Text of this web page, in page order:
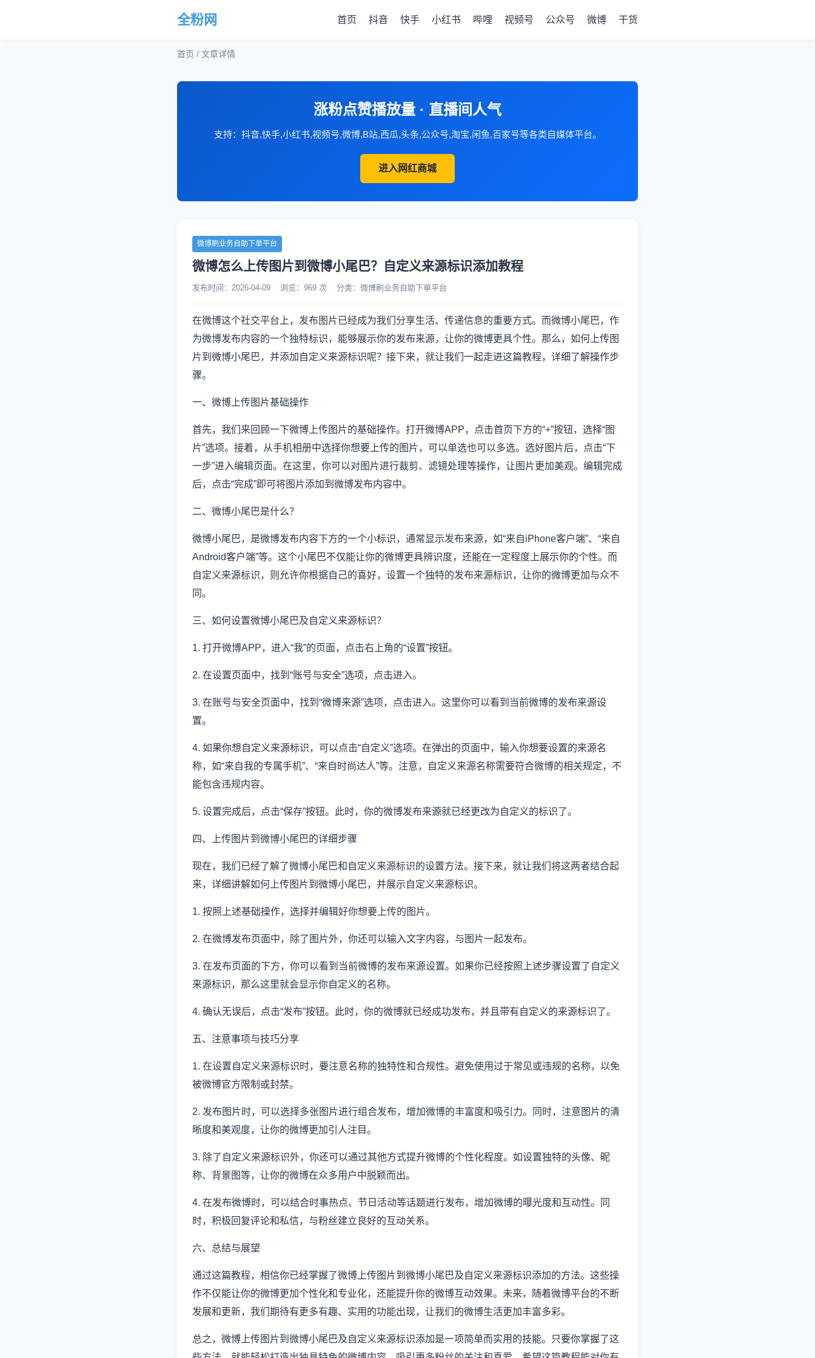
全粉网 首页 抖音 快手 小红书 哔哩 视频号 公众号 微博 干货
首页 / 文章详情
涨粉点赞播放量 · 直播间人气
支持：抖音,快手,小红书,视频号,微博,B站,西瓜,头条,公众号,淘宝,闲鱼,百家号等各类自媒体平台。
进入网红商城
微博刷业务自助下单平台
微博怎么上传图片到微博小尾巴？自定义来源标识添加教程
发布时间：2026-04-09 浏览：969 次 分类：微博刷业务自助下单平台
在微博这个社交平台上，发布图片已经成为我们分享生活、传递信息的重要方式。而微博小尾巴，作
为微博发布内容的一个独特标识，能够展示你的发布来源，让你的微博更具个性。那么，如何上传图
片到微博小尾巴，并添加自定义来源标识呢？接下来，就让我们一起走进这篇教程，详细了解操作步
骤。
一、微博上传图片基础操作
首先，我们来回顾一下微博上传图片的基础操作。打开微博APP，点击首页下方的“+”按钮，选择“图
片”选项。接着，从手机相册中选择你想要上传的图片，可以单选也可以多选。选好图片后，点击“下
一步”进入编辑页面。在这里，你可以对图片进行裁剪、滤镜处理等操作，让图片更加美观。编辑完成
后，点击“完成”即可将图片添加到微博发布内容中。
二、微博小尾巴是什么？
微博小尾巴，是微博发布内容下方的一个小标识，通常显示发布来源，如“来自iPhone客户端”、“来自
Android客户端”等。这个小尾巴不仅能让你的微博更具辨识度，还能在一定程度上展示你的个性。而
自定义来源标识，则允许你根据自己的喜好，设置一个独特的发布来源标识，让你的微博更加与众不
同。
三、如何设置微博小尾巴及自定义来源标识？
1. 打开微博APP，进入“我”的页面，点击右上角的“设置”按钮。
2. 在设置页面中，找到“账号与安全”选项，点击进入。
3. 在账号与安全页面中，找到“微博来源”选项，点击进入。这里你可以看到当前微博的发布来源设
置。
4. 如果你想自定义来源标识，可以点击“自定义”选项。在弹出的页面中，输入你想要设置的来源名
称，如“来自我的专属手机”、“来自时尚达人”等。注意，自定义来源名称需要符合微博的相关规定，不
能包含违规内容。
5. 设置完成后，点击“保存”按钮。此时，你的微博发布来源就已经更改为自定义的标识了。
四、上传图片到微博小尾巴的详细步骤
现在，我们已经了解了微博小尾巴和自定义来源标识的设置方法。接下来，就让我们将这两者结合起
来，详细讲解如何上传图片到微博小尾巴，并展示自定义来源标识。
1. 按照上述基础操作，选择并编辑好你想要上传的图片。
2. 在微博发布页面中，除了图片外，你还可以输入文字内容，与图片一起发布。
3. 在发布页面的下方，你可以看到当前微博的发布来源设置。如果你已经按照上述步骤设置了自定义
来源标识，那么这里就会显示你自定义的名称。
4. 确认无误后，点击“发布”按钮。此时，你的微博就已经成功发布，并且带有自定义的来源标识了。
五、注意事项与技巧分享
1. 在设置自定义来源标识时，要注意名称的独特性和合规性。避免使用过于常见或违规的名称，以免
被微博官方限制或封禁。
2. 发布图片时，可以选择多张图片进行组合发布，增加微博的丰富度和吸引力。同时，注意图片的清
晰度和美观度，让你的微博更加引人注目。
3. 除了自定义来源标识外，你还可以通过其他方式提升微博的个性化程度。如设置独特的头像、昵
称、背景图等，让你的微博在众多用户中脱颖而出。
4. 在发布微博时，可以结合时事热点、节日活动等话题进行发布，增加微博的曝光度和互动性。同
时，积极回复评论和私信，与粉丝建立良好的互动关系。
六、总结与展望
通过这篇教程，相信你已经掌握了微博上传图片到微博小尾巴及自定义来源标识添加的方法。这些操
作不仅能让你的微博更加个性化和专业化，还能提升你的微博互动效果。未来，随着微博平台的不断
发展和更新，我们期待有更多有趣、实用的功能出现，让我们的微博生活更加丰富多彩。
总之，微博上传图片到微博小尾巴及自定义来源标识添加是一项简单而实用的技能。只要你掌握了这